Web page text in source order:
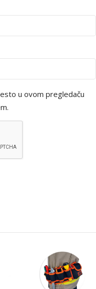
u ovom pregledaču